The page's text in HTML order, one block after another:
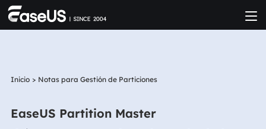
Inicio > Notas para Gestión de Particiones
EaseUS Partition Master